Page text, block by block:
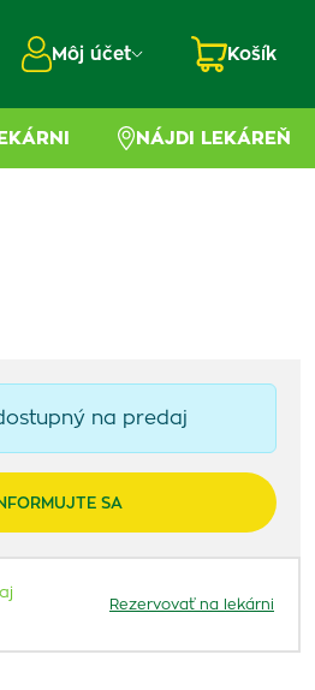
Môj účet Košík
NÁJDI LEKÁREŇ
na predaj
SA
Rezervovať na lekárni